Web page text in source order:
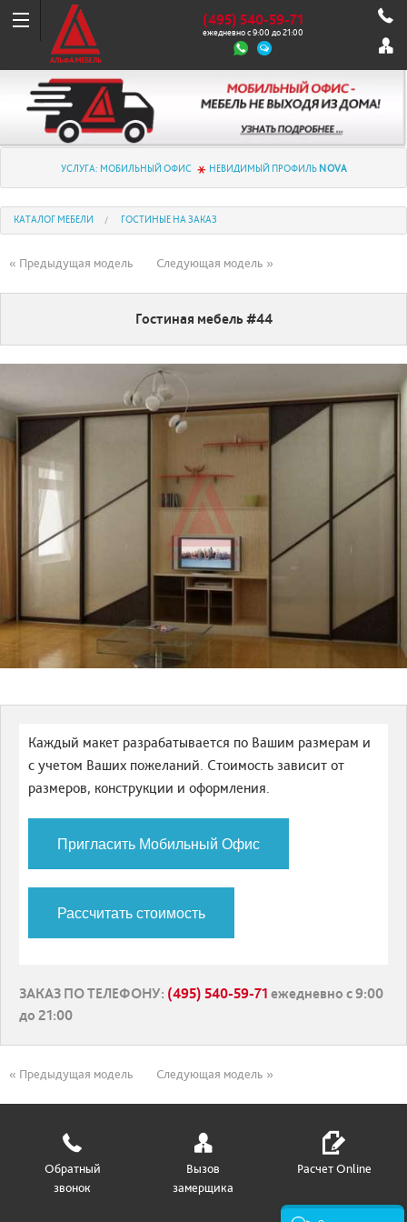
(495) 540-59-71
ежедневно с 9:00 до 21:00
УСЛУГА: МОБИЛЬНЫЙ ОФИС НЕВИДИМЫЙ ПРОФИЛЬ NOVA
КАТАЛОГ МЕБЕЛИ ГОСТИНЫЕ НА ЗАКАЗ
« Предыдущая модель Следующая модель »
Гостиная мебель #44
Каждый макет разрабатывается по Вашим размерам и
с учетом Ваших пожеланий. Стоимость зависит от
размеров, конструкции и оформления.
Пригласить Мобильный Офис
Рассчитать стоимость
ЗАКАЗ ПО ТЕЛЕФОНУ: (495) 540-59-71 ежедневно с 9:00
до 21:00
« Предыдущая модель Следующая модель »
Обратный
звонок
Вызов
замерщика
Расчет Online